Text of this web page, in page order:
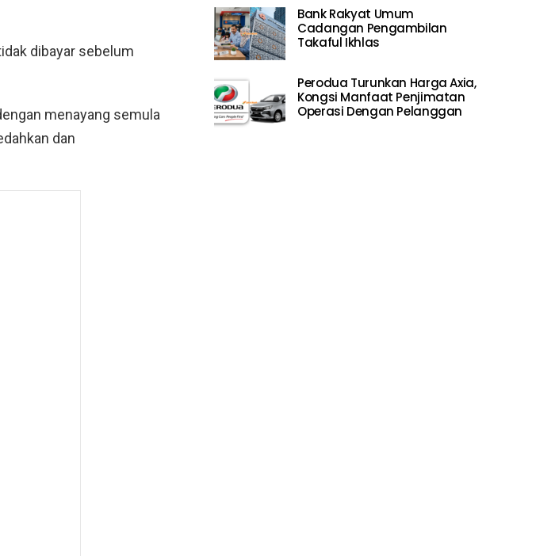
dibayar sebelum
menayang semula
dan
Bank Rakyat Umum
Cadangan Pengambilan
Takaful Ikhlas
Perodua Turunkan Harga Axia,
Kongsi Manfaat Penjimatan
Operasi Dengan Pelanggan